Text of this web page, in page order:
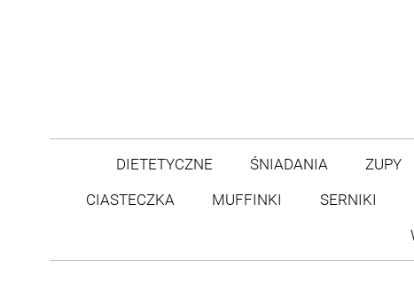
DIETETYCZNE ŚNIADANIA ZUPY
CIASTECZKA
MUFFINKI SERNIKI